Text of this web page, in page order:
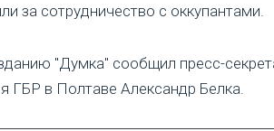
за сотрудничество с оккупантами.
"Думка" сообщил пресс-
ГБР в Полтаве Александр Белка.